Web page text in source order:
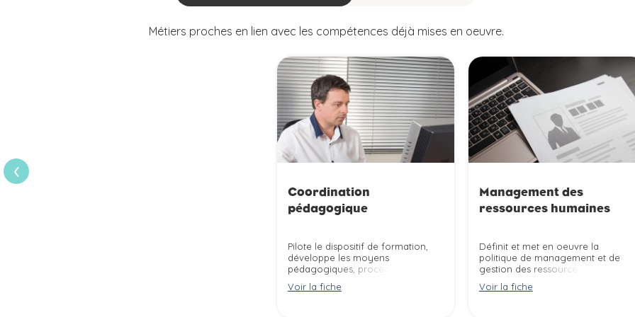
Métiers proches en lien avec les compétences déjà mises en oeuvre.
Coordination
pédagogique
Pilote le dispositif de formation,
développe les moyens
pédagogiques, procède à
l''accompagnement de la
Voir la fiche
Management des
ressources humaines
Définit et met en oeuvre la
politique de management et de
gestion des ressources
rémunération, mobilité, gestion
Voir la fiche
›